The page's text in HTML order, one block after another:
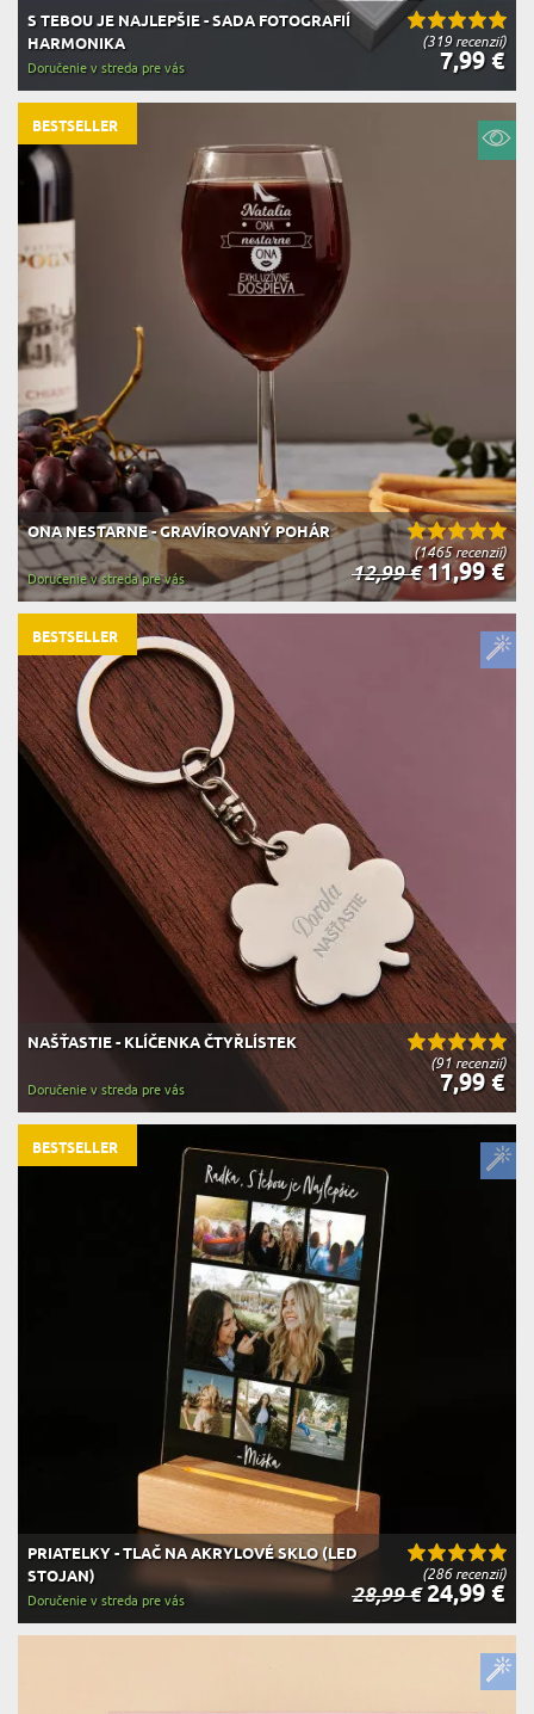
(319 recenzií)
S TEBOU JE NAJLEPŠIE - SADA FOTOGRAFIÍ
HARMONIKA
7,99 €
Doručenie v streda pre vás
(1465 recenzií)
ONA NESTARNE - GRAVÍROVANÝ POHÁR
12,99 €11,99 €
Doručenie v streda pre vás
BESTSELLER
(91 recenzií)
NAŠŤASTIE - KLÍČENKA ČTYŘLÍSTEK
7,99 €
Doručenie v streda pre vás
BESTSELLER
(286 recenzií)
PRIATELKY - TLAČ NA AKRYLOVÉ SKLO (LED
STOJAN)
28,99 €24,99 €
Doručenie v streda pre vás
BESTSELLER